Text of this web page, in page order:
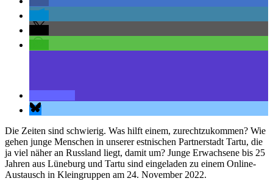
Die Zeiten sind schwierig. Was hilft einem, zurechtzukommen? Wie
gehen junge Menschen in unserer estnischen Partnerstadt Tartu, die
ja viel näher an Russland liegt, damit um? Junge Erwachsene bis 25
Jahren aus Lüneburg und Tartu sind eingeladen zu einem Online-
Austausch in Kleingruppen am 24. November 2022.